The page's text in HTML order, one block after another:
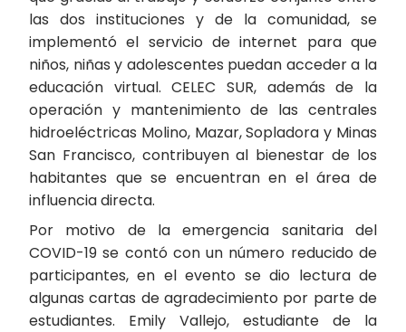
las dos instituciones y de la comunidad, se
implementó el servicio de internet para que
niños, niñas y adolescentes puedan acceder a la
educación virtual. CELEC SUR, además de la
operación y mantenimiento de las centrales
hidroeléctricas Molino, Mazar, Sopladora y Minas
San Francisco, contribuyen al bienestar de los
habitantes que se encuentran en el área de
influencia directa.
Por motivo de la emergencia sanitaria del
COVID-19 se contó con un número reducido de
participantes, en el evento se dio lectura de
algunas cartas de agradecimiento por parte de
estudiantes. Emily Vallejo, estudiante de la